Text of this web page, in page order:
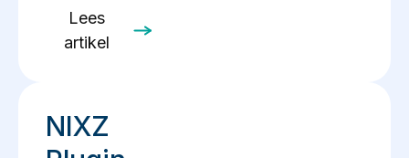
Lees
artikel
NIXZ